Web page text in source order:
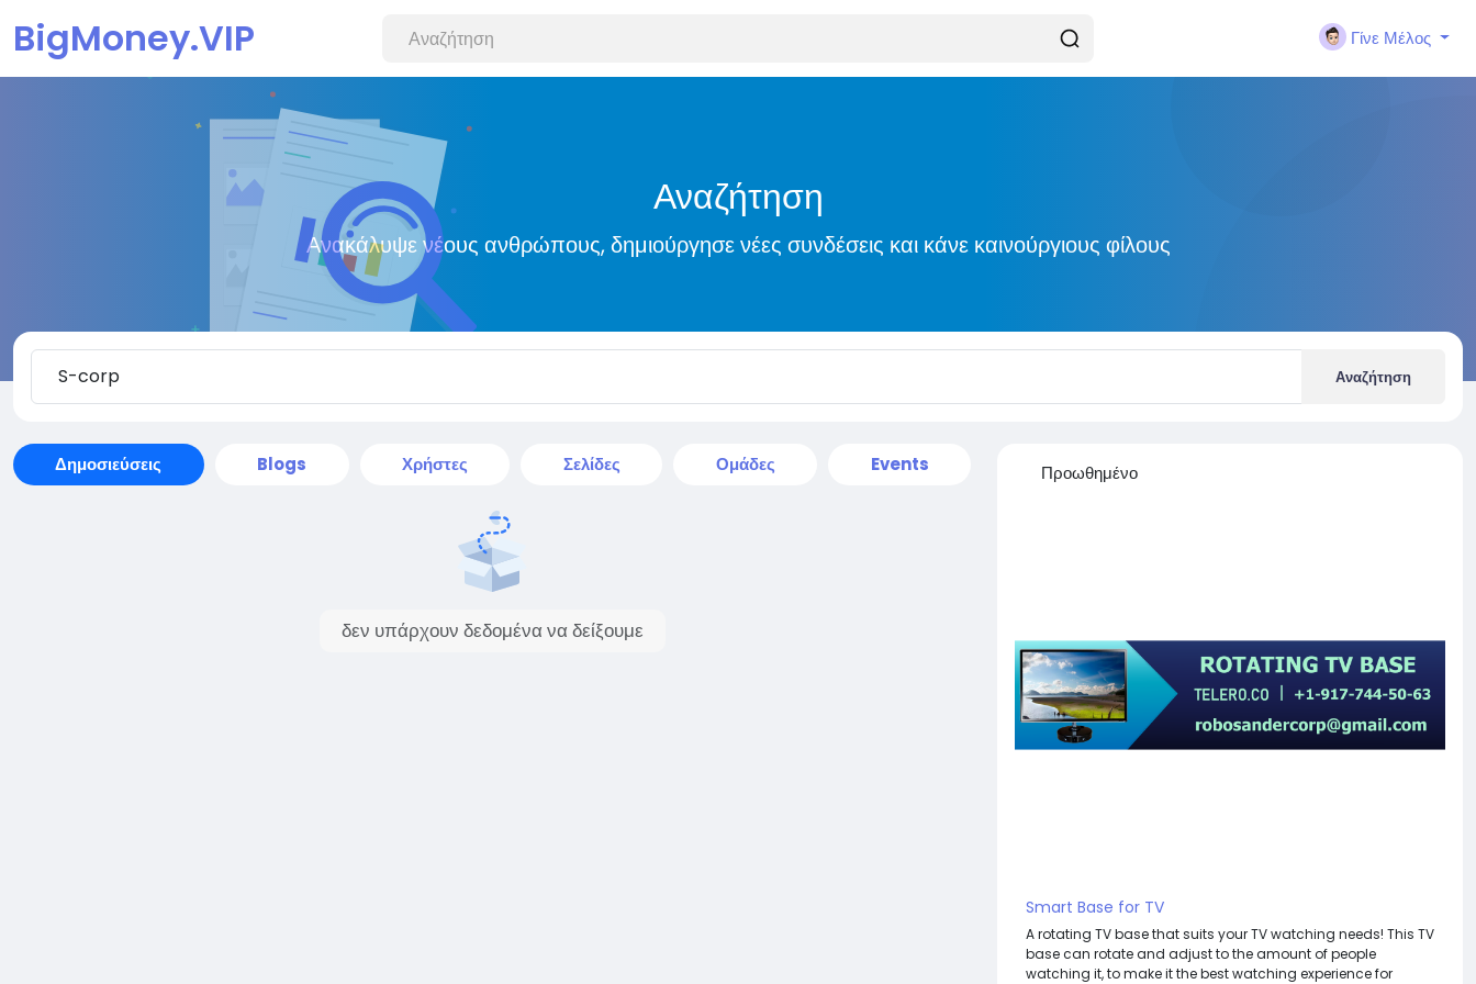
BigMoney.VIP Γίνε Μέλος
Αναζήτηση
Ανακάλυψε νέους ανθρώπους, δημιούργησε νέες συνδέσεις και κάνε καινούργιους φίλους
Αναζήτηση
Δημοσιεύσεις Blogs Χρήστες Σελίδες Ομάδες Events
δεν υπάρχουν δεδομένα να δείξουμε
Προωθημένο
Smart Base for TV
A rotating TV base that suits your TV watching needs! This TV
base can rotate and adjust to the amount of people
watching it, to make it the best watching experience for